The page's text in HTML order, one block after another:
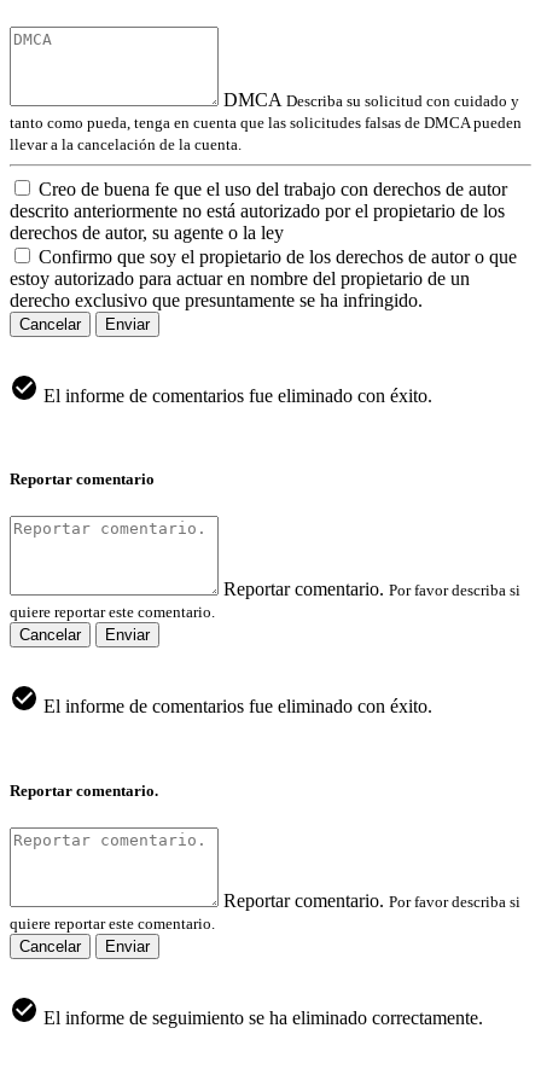
DMCA Describa su solicitud con cuidado y
tanto como pueda, tenga en cuenta que las solicitudes falsas de DMCA pueden
llevar a la cancelación de la cuenta.
Creo de buena fe que el uso del trabajo con derechos de autor
descrito anteriormente no está autorizado por el propietario de los
derechos de autor, su agente o la ley
Confirmo que soy el propietario de los derechos de autor o que
estoy autorizado para actuar en nombre del propietario de un
derecho exclusivo que presuntamente se ha infringido.
Cancelar Enviar
El informe de comentarios fue eliminado con éxito.
Reportar comentario
Reportar comentario. Por favor describa si
quiere reportar este comentario.
Cancelar
Enviar
El informe de comentarios fue eliminado con éxito.
Reportar comentario.
Reportar comentario. Por favor describa si
quiere reportar este comentario.
Cancelar
Enviar
El informe de seguimiento se ha eliminado correctamente.